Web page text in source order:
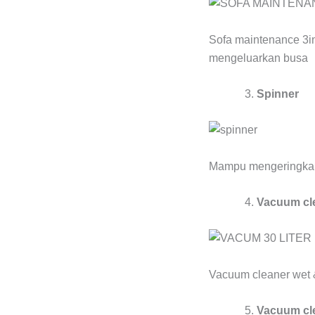
Sofa maintenance
mengeluarkan busa
Spinner
Mampu
Vacuum
Vacuum cleaner wet
Vacuum